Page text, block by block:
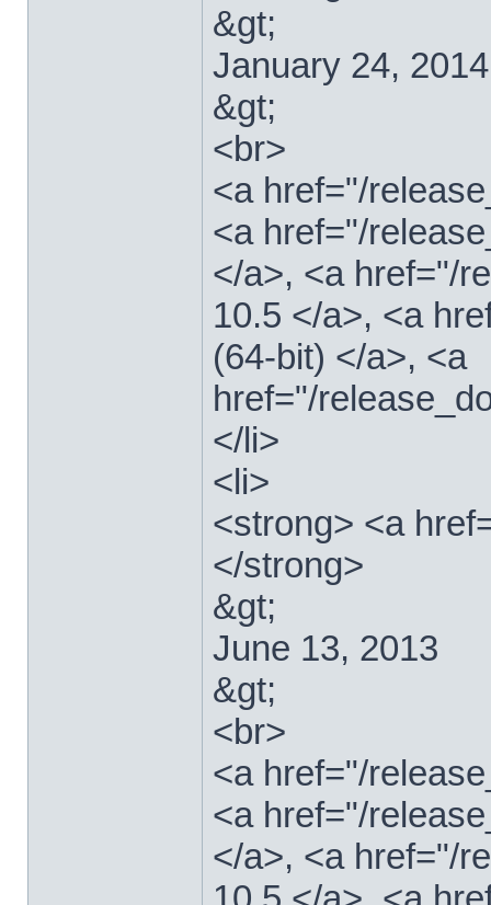
&gt;
January 24, 2014
&gt;
<br>
<a href="/
<a href="/
</a>, <a href="/
10.5 </a>, <a
(64-bit) </a>, <a
href="/
</li>
<li>
<strong> <a
</strong>
&gt;
June 13, 2013
&gt;
<br>
<a href="/
<a href="/
</a>, <a href="/